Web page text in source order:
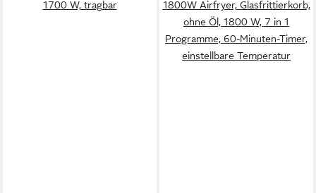
1700 W, tragbar
1800W Airfryer, Glasfrittierkorb,
ohne Öl, 1800 W, 7 in 1
Programme, 60-Minuten-Timer,
einstellbare Temperatur